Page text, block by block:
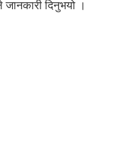
जानकारी दिनुभयो ।